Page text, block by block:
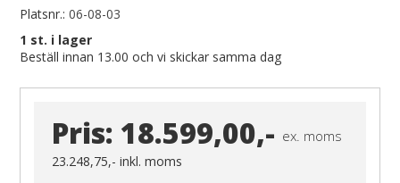
Platsnr.: 06-08-03
1 st. i lager
Beställ innan 13.00 och vi skickar samma dag
Pris: 18.599,00,- ex. moms
23.248,75,-inkl. moms